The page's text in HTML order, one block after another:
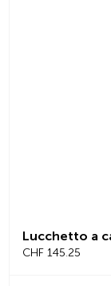
Lucchetto a
CHF 145.25